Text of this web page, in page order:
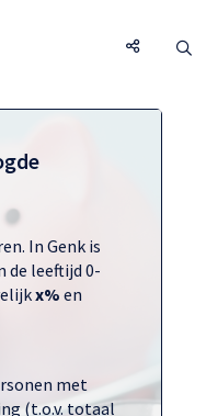
In Genk is
de leeftijd 0-
x% en
met
(t.o.v. totaal